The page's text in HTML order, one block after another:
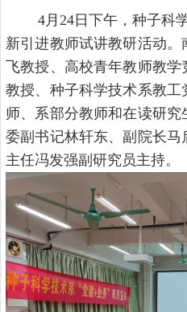
4月 24 日下午，种子科
新引进教师试讲教研活动。
飞教授、高校青年教师教
教授、种子科学技术系教
师、系部分教师和在读研
委副书记林轩东、副院长马
主任冯发强副研究员主持。